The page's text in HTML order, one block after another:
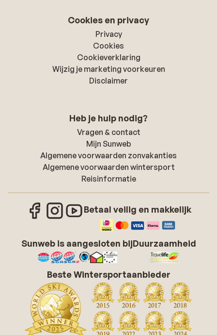
Cookies en privacy
Privacy
Cookies
Cookieverklaring
Wijzig je marketing voorkeuren
Disclaimer
Heb je hulp nodig?
Vragen & contact
Mijn Sunweb
Algemene voorwaarden zonvakanties
Algemene voorwaarden wintersport
Reisinformatie
Betaal veilig en makkelijk
Sunweb is aangesloten bijDuurzaamheid
Beste Wintersportaanbieder